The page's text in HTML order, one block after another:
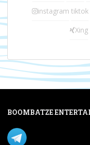
instagram tiktok
Xing
BOOMBATZE